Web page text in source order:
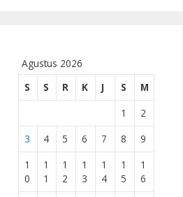
Agustus 2026
S
S R K J S
M
1
2
3
4 5 6 7 8
9
1
0
1
1
1
2
1
3
1
4
1
5
1
6